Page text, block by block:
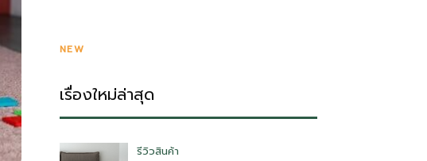
NEW
เรื่องใหม่ล่าสุด
รีวิวสินค้า